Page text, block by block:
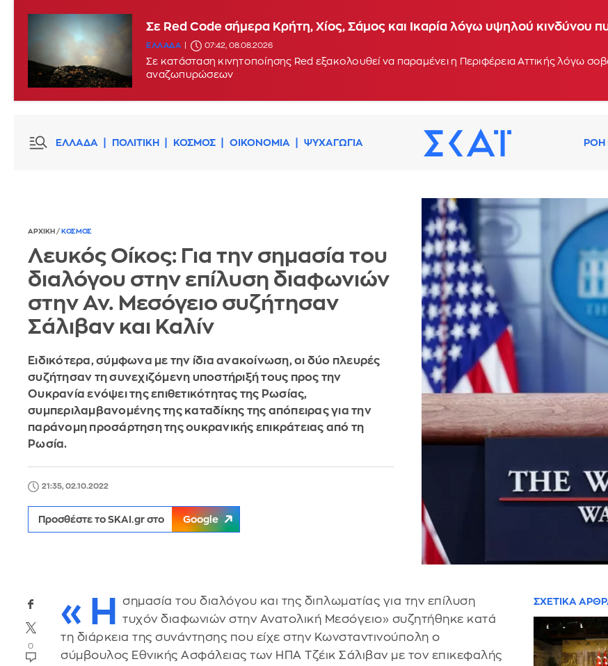
Σε Red Code σήμερα Κρήτη, Χίος, Σάμος και Ικαρία λόγω υψηλού κινδύνου
ΕΛΛΑΔΑ 07:42, 08.08.2026
Σε κατάσταση κινητοποίησης Red εξακολουθεί να παραμένει η Περιφέρεια Αττικής λόγω
αναζωπυρώσεων
ΕΛΛΑΔΑ ΠΟΛΙΤΙΚΗ ΚΟΣΜΟΣ ΟΙΚΟΝΟΜΙΑ ΨΥΧΑΓΩΓΙΑ ΡΟΗ
ΑΡΧΙΚΗ / ΚΟΣΜΟΣ
Λευκός Οίκος: Για την σημασία του
διαλόγου στην επίλυση διαφωνιών
στην Αν. Μεσόγειο συζήτησαν
Σάλιβαν και Καλίν
Ειδικότερα, σύμφωνα με την ίδια ανακοίνωση, οι δύο πλευρές
συζήτησαν τη συνεχιζόμενη υποστήριξή τους προς την
Ουκρανία ενόψει της επιθετικότητας της Ρωσίας,
συμπεριλαμβανομένης της καταδίκης της απόπειρας για την
παράνομη προσάρτηση της ουκρανικής επικράτειας από τη
Ρωσία.
21:35, 02.10.2022
Προσθέστε το SKAI.gr στο Google
0
«Η
σημασία του διαλόγου και της διπλωματίας για την επίλυση
τυχόν διαφωνιών στην Ανατολική Μεσόγειο» συζητήθηκε κατά
τη διάρκεια της συνάντησης που είχε στην Κωνσταντινούπολη ο
σύμβουλος Εθνικής Ασφάλειας των ΗΠΑ Τζέικ Σάλιβαν με τον επικεφαλής
ΣΧΕΤΙΚΑ